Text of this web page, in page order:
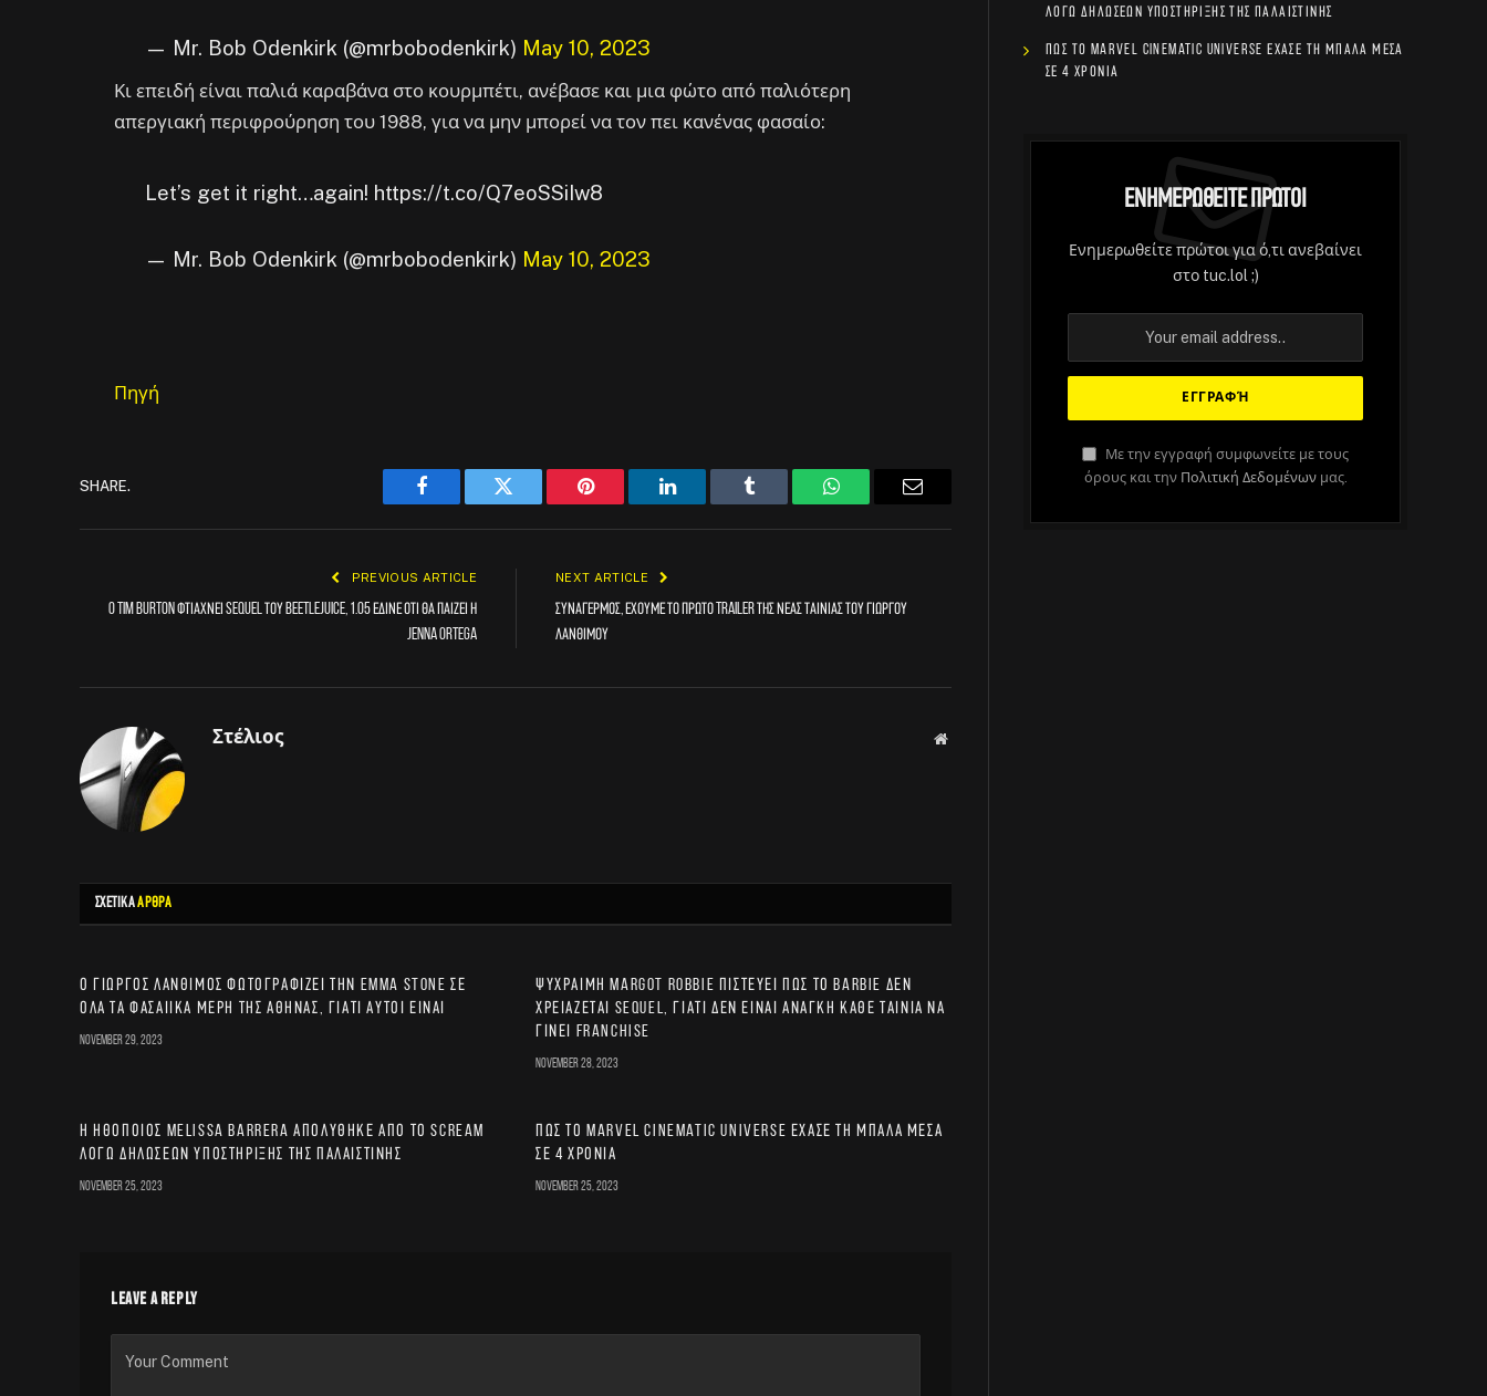
— Mr. Bob Odenkirk (@mrbobodenkirk) May 10, 2023
Κι επειδή είναι παλιά καραβάνα στο κουρμπέτι, ανέβασε και μια φώτο από παλιότερη
απεργιακή περιφρούρηση του 1988, για να μην μπορεί να τον πει κανένας φασαίο:
Let’s get it right…again! https://t.co/Q7eoSSiIw8
— Mr. Bob Odenkirk (@mrbobodenkirk) May 10, 2023
Πηγή
SHARE.
Facebook Twitter Pinterest LinkedIn Tumblr WhatsApp
PREVIOUS ARTICLE
O Tim Burton φτιάχνει sequel του Beetlejuice, 1.05 έδινε ότι θα παίζει η
Jenna Ortega
NEXT ARTICLE
Συναγερμός, έχουμε το πρώτο trailer της νέας ταινίας του Γιώργου
Λάνθιμου
Στέλιος Website
ΣΧΕΤΙΚΑΑΡΘΡΑ
Ο Γιώργος Λάνθιμος φωτογραφίζει την Emma Stone σε
όλα τα φασαίικα μέρη της Αθήνας, γιατί αυτοί είναι
November 29, 2023
Ψύχραιμη Margot Robbie πιστεύει πως το Barbie δεν
χρειάζεται sequel, γιατί δεν είναι ανάγκη κάθε ταινία να
γίνει franchise
November 28, 2023
Η ηθοποιός Melissa Barrera απολύθηκε από το Scream
λόγω δηλώσεων υποστήριξης της Παλαιστίνης
November 25, 2023
Πώς το Marvel Cinematic Universe έχασε τη μπάλα μέσα
σε 4 χρόνια
November 25, 2023
LEAVE A REPLY
λόγω δηλώσεων υποστήριξης της Παλαιστίνης
Πώς το Marvel Cinematic Universe έχασε τη μπάλα μέσα
σε 4 χρόνια
Ενημερωθείτε Πρώτοι
Ενημερωθείτε πρώτοι για ό,τι ανεβαίνει
στο tuc.lol ;)
Με την εγγραφή συμφωνείτε με τους
όρους και την Πολιτική Δεδομένωνμας.